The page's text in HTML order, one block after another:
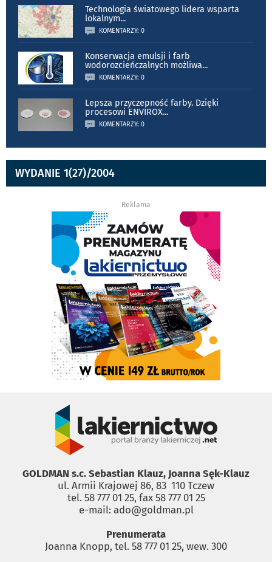
Technologia światowego lidera wsparta
lokalnym...
KOMENTARZY: 0
Konserwacja emulsji i farb
wodorozcieńczalnych możliwa...
KOMENTARZY: 0
Lepsza przyczepność farby. Dzięki
procesowi ENVIROX...
KOMENTARZY: 0
WYDANIE 1(27)/2004
Reklama
GOLDMAN s.c. Sebastian Klauz, Joanna Sęk-Klauz
ul. Armii Krajowej 86, 83 ­ 110 Tczew
tel. 58 777 01 25, fax 58 777 01 25
e-mail: ado@goldman.pl
Prenumerata
Joanna Knopp, tel. 58 777 01 25, wew. 300